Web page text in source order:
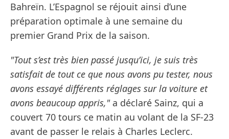
Bahreïn. L’Espagnol se réjouit ainsi d’une
préparation optimale à une semaine du
premier Grand Prix de la saison.
"Tout s’est très bien passé jusqu’ici, je suis très
satisfait de tout ce que nous avons pu tester, nous
avons essayé différents réglages sur la voiture et
avons beaucoup appris,"a déclaré Sainz, qui a
couvert 70 tours ce matin au volant de la SF-23
avant de passer le relais à Charles Leclerc.